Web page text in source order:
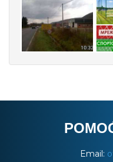
Email: